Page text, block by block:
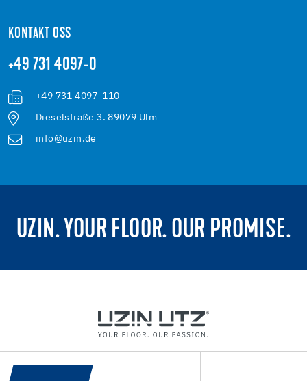
KONTAKT OSS
+49 731 4097-0
+49 731 4097-110
Dieselstraße 3. 89079 Ulm
info@uzin.de
UZIN. YOUR FLOOR. OUR PROMISE.